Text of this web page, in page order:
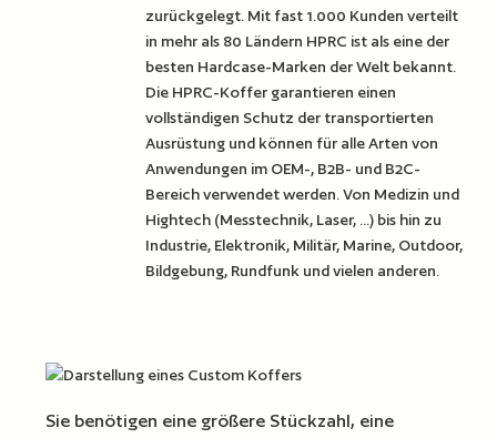
zurückgelegt. Mit fast 1.000 Kunden verteilt
in mehr als 80 Ländern HPRC ist als eine der
besten Hardcase-Marken der Welt bekannt.
Die HPRC-Koffer garantieren einen
vollständigen Schutz der transportierten
Ausrüstung und können für alle Arten von
Anwendungen im OEM-, B2B- und B2C-
Bereich verwendet werden. Von Medizin und
Hightech (Messtechnik, Laser, ...) bis hin zu
Industrie, Elektronik, Militär, Marine, Outdoor,
Bildgebung, Rundfunk und vielen anderen.
Sie benötigen eine größere Stückzahl, eine